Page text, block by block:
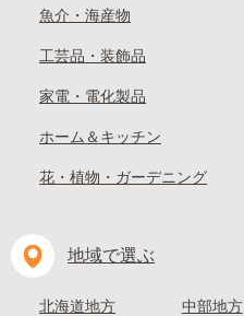
魚介・海産物
工芸品・装飾品
家電・電化製品
ホーム＆キッチン
花・植物・ガーデニング
地域で選ぶ
北海道地方 中部地方